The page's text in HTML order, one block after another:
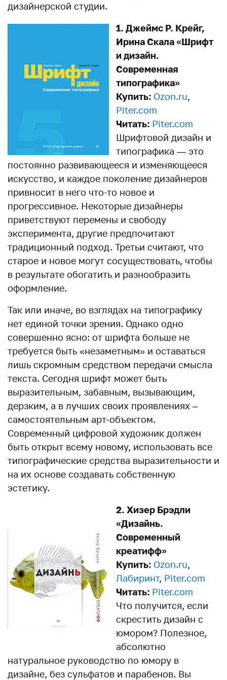
дизайнерской студии.
1. Джеймс Р. Крейг,
Ирина Скала «Шрифт
и дизайн.
Современная
типографика»
Купить: Ozon.ru,
Piter.com
Читать: Piter.com
Шрифтовой дизайн и
типографика — это
постоянно развивающееся и изменяющееся
искусство, и каждое поколение дизайнеров
привносит в него что-то новое и
прогрессивное. Некоторые дизайнеры
приветствуют перемены и свободу
эксперимента, другие предпочитают
традиционный подход. Третьи считают, что
старое и новое могут сосуществовать, чтобы
в результате обогатить и разнообразить
оформление.
Так или иначе, во взглядах на типографику
нет единой точки зрения. Однако одно
совершенно ясно: от шрифта больше не
требуется быть «незаметным» и оставаться
лишь скромным средством передачи смысла
текста. Сегодня шрифт может быть
выразительным, забавным, вызывающим,
дерзким, а в лучших своих проявлениях –
самостоятельным арт-объектом.
Современный цифровой художник должен
быть открыт всему новому, использовать все
типографические средства выразительности и
на их основе создавать собственную
эстетику.
2. Хизер Брэдли
«Дизайнь.
Современный
креатифф»
Купить: Ozon.ru,
Лабиринт, Piter.com
Читать: Piter.com
Что получится, если
скрестить дизайн с
юмором? Полезное,
абсолютно
натуральное руководство по юмору в
дизайне, без сульфатов и парабенов. Вы